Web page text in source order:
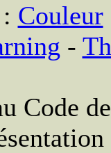
Couleur
-
Code